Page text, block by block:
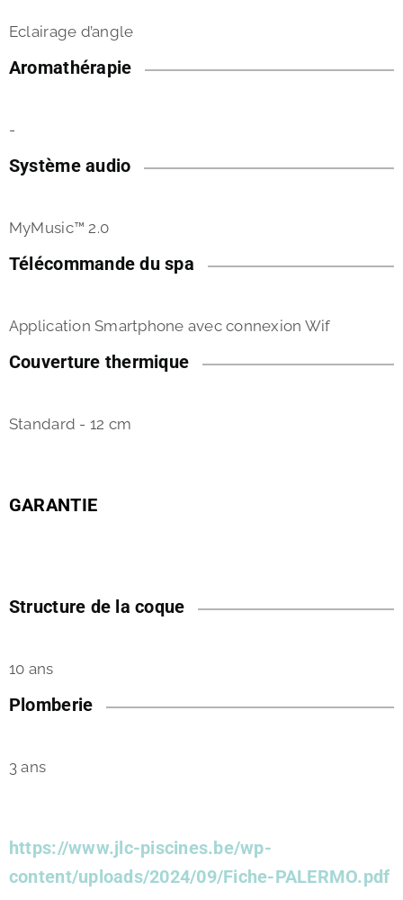
Eclairage d’angle
Aromathérapie
-
Système audio
MyMusic™ 2.0
Télécommande du spa
Application Smartphone avec connexion Wif
Couverture thermique
Standard - 12 cm
GARANTIE
Structure de la coque
10 ans
Plomberie
3 ans
https://www.jlc-piscines.be/wp-
content/uploads/2024/09/Fiche-PALERMO.pdf